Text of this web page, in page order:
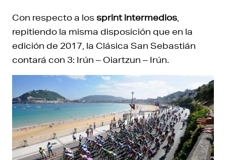
Con respecto a lossprint intermedios
repitiendo la misma disposición que en la
edición de 2017, la Clásica San Sebastián
contará con 3: Irún – Oiartzun – Irún.